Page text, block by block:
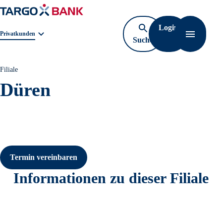
Geschäftsbereichnavigation. Aktuelle Auswahl:
Privatkunden
Suche
öffnen
Login
Filiale
Düren
Termin vereinbaren
Informationen zu dieser Filiale